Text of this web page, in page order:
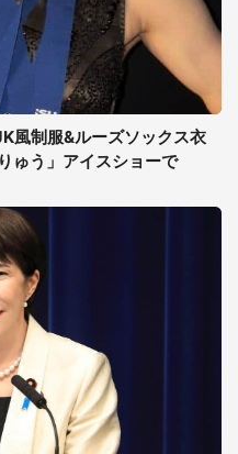
風制服&ルーズソックス衣
ゅう」アイスショーで